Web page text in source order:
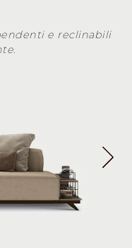
e reclinabili